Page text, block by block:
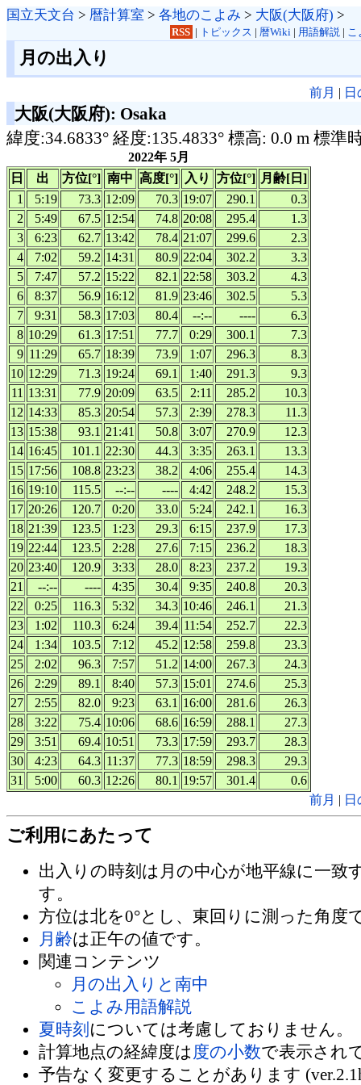
国立天文台 > 暦計算室 > 各地のこよみ > 大阪(大阪府) >
RSS | トピックス | 暦Wiki| 用語解説| こ
月の出入り
前月 |
大阪(大阪府): Osaka
緯度:34.6833° 経度:135.4833° 標高: 0.0 m 標準
2022年 5月
日
出 方位[°] 南中 高度[°] 入り 方位[°] 月齢[日]
1
5:19 73.3 12:09 70.3 19:07 290.1
0.3
2
5:49 67.5 12:54 74.8 20:08 295.4
1.3
3
6:23 62.7 13:42 78.4 21:07 299.6
2.3
4
7:02 59.2 14:31 80.9 22:04 302.2
3.3
5
7:47 57.2 15:22 82.1 22:58 303.2
4.3
6
8:37 56.9 16:12 81.9 23:46 302.5
5.3
7
9:31 58.3 17:03 80.4 --:-- ----
6.3
8 10:29 61.3 17:51 77.7 0:29 300.1
7.3
9 11:29 65.7 18:39 73.9 1:07 296.3
8.3
10 12:29 71.3 19:24 69.1 1:40 291.3
9.3
11 13:31 77.9 20:09 63.5 2:11 285.2
10.3
12 14:33 85.3 20:54 57.3 2:39 278.3
11.3
13 15:38 93.1 21:41 50.8 3:07 270.9
12.3
14 16:45 101.1 22:30 44.3 3:35 263.1
13.3
15 17:56 108.8 23:23 38.2 4:06 255.4
14.3
16 19:10 115.5 --:-- ---- 4:42 248.2
15.3
17 20:26 120.7 0:20 33.0 5:24 242.1
16.3
18 21:39 123.5 1:23 29.3 6:15 237.9
17.3
19 22:44 123.5 2:28 27.6 7:15 236.2
18.3
20 23:40 120.9 3:33 28.0 8:23 237.2
19.3
21
--:-- ---- 4:35 30.4 9:35 240.8
20.3
22
0:25 116.3 5:32 34.3 10:46 246.1
21.3
23
1:02 110.3 6:24 39.4 11:54 252.7
22.3
24
1:34 103.5 7:12 45.2 12:58 259.8
23.3
25
2:02 96.3 7:57 51.2 14:00 267.3
24.3
26
2:29 89.1 8:40 57.3 15:01 274.6
25.3
27
2:55 82.0 9:23 63.1 16:00 281.6
26.3
28
3:22 75.4 10:06 68.6 16:59 288.1
27.3
29
3:51 69.4 10:51 73.3 17:59 293.7
28.3
30
4:23 64.3 11:37 77.3 18:59 298.3
29.3
31
5:00 60.3 12:26 80.1 19:57 301.4
0.6
前月 |
ご利用にあたって
出入りの時刻は月の中心が地平線に一致
す。
方位は北を0°とし、東回りに測った角度
月齢は正午の値です。
関連コンテンツ
月の出入りと南中
こよみ用語解説
夏時刻 については考慮しておりません。
計算地点の経緯度は 度の小数で表示され
予告なく変更することがあります